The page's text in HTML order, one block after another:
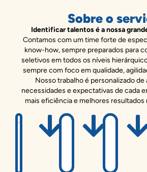
Sobre o
Identificar talentos é a nossa
Contamos com um time forte de
know-how, sempre preparados para
seletivos em todos os níveis
sempre com foco em qualidade,
Nosso trabalho é personalizado de
necessidades e expectativas de cada
mais eficiência e melhores